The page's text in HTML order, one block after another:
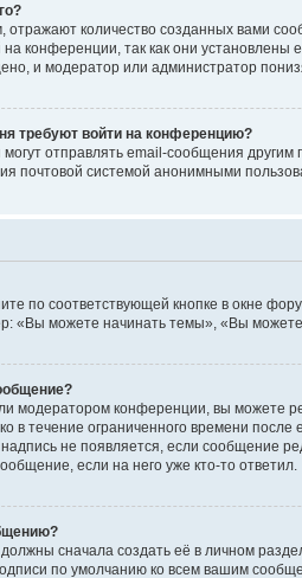
количество созданных вами
конференции, так как они
и модератор или администратор
требуют войти на конференцию?
отправлять email-сообщения
почтовой системой анонимными
по соответствующей кнопке в окне
«Вы можете начинать темы», «Вы можете
модератором конференции, вы можете
в течение ограниченного времени
не появляется, если сообщение
если на него уже кто-то ответил.
сначала создать её в личном
по умолчанию ко всем вашим